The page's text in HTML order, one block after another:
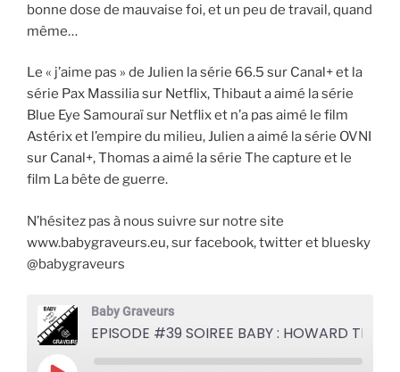
bonne dose de mauvaise foi, et un peu de travail, quand
même…
Le « j’aime pas » de Julien la série 66.5 sur Canal+ et la
série Pax Massilia sur Netflix, Thibaut a aimé la série
Blue Eye Samouraï sur Netflix et n’a pas aimé le film
Astérix et l’empire du milieu, Julien a aimé la série OVNI
sur Canal+, Thomas a aimé la série The capture et le
film La bête de guerre.
N’hésitez pas à nous suivre sur notre site
www.babygraveurs.eu, sur facebook, twitter et bluesky
@babygraveurs
Baby Graveurs